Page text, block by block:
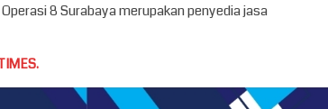
8 Surabaya merupakan penyedia jasa